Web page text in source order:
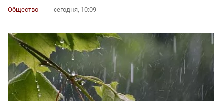
Общество сегодня, 10:09